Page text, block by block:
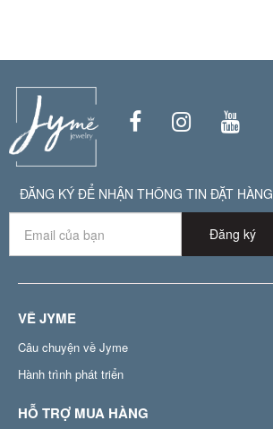
ĐĂNG KÝ ĐỂ NHẬN THÔNG TIN ĐẶT HÀNG
Đăng ký
VỀ JYME
Câu chuyện về Jyme
Hành trình phát triển
HỖ TRỢ MUA HÀNG